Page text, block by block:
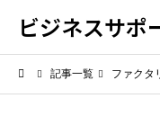
ビジネスサポ
記事一覧 ファクタ